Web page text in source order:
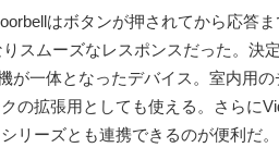
はボタンが押されてから応答
りスムーズなレスポンスだった。決
が一体となったデバイス。室内用
の拡張用としても使える。さらに
リーズとも連携できるのが便利だ。